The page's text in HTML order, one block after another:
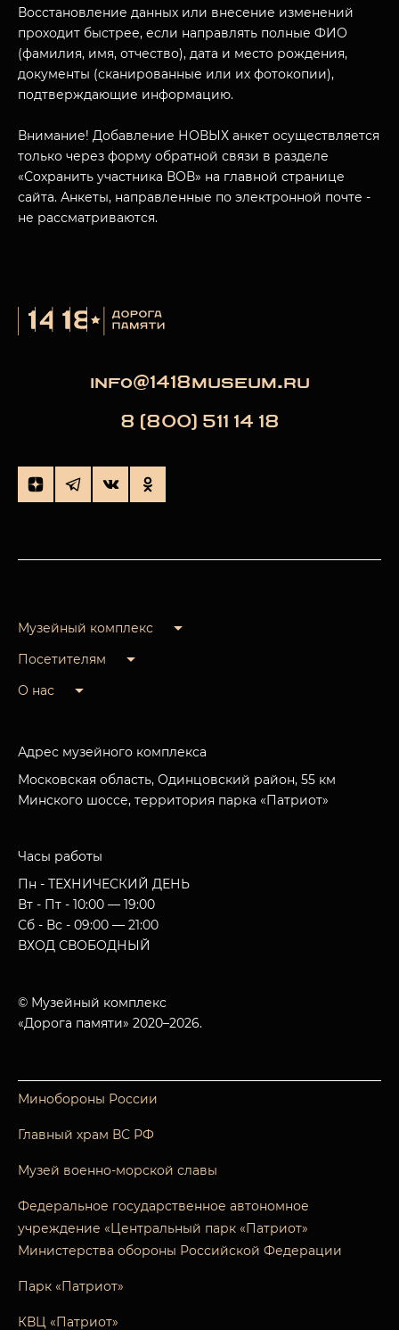
О НАС
Восстановление данных или внесение изменений
проходит быстрее, если направлять полные ФИО
(фамилия, имя, отчество), дата и место рождения,
документы (сканированные или их фотокопии),
подтверждающие информацию.
Внимание! Добавление НОВЫХ анкет осуществляется
только через форму обратной связи в разделе
«Сохранить участника ВОВ» на главной странице
сайта. Анкеты, направленные по электронной почте -
не рассматриваются.
info@1418museum.ru
8 (800) 511 14 18
Музейный комплекс
Посетителям
О нас
Адрес музейного комплекса
Московская область, Одинцовский район, 55 км
Минского шоссе, территория парка «Патриот»
Часы работы
Пн - ТЕХНИЧЕСКИЙ ДЕНЬ
Вт - Пт - 10:00 — 19:00
Сб - Вс - 09:00 — 21:00
ВХОД СВОБОДНЫЙ
© Музейный комплекс
«Дорога памяти» 2020–2026.
Минобороны России
Главный храм ВС РФ
Музей военно-морской славы
Федеральное государственное автономное
учреждение «Центральный парк «Патриот»
Министерства обороны Российской Федерации
Парк «Патриот»
КВЦ «Патриот»